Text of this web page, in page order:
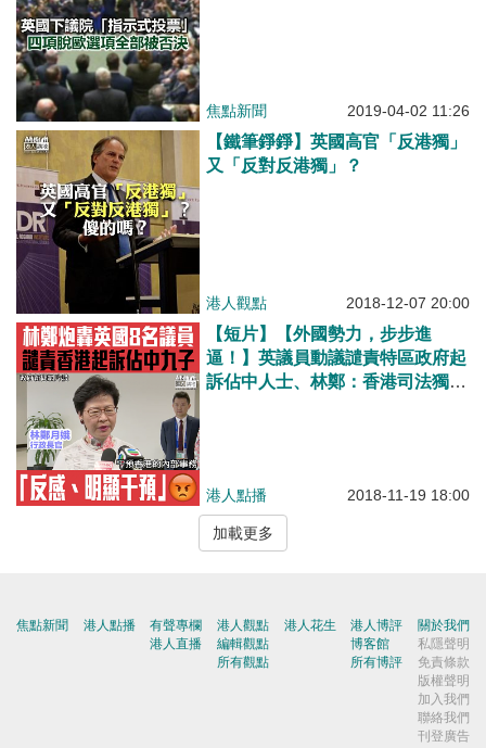
焦點新聞 2019-04-02 11:26
【鐵筆錚錚】英國高官「反港獨」
又「反對反港獨」？
港人觀點 2018-12-07 20:00
【短片】【外國勢力，步步進
逼！】英議員動議譴責特區政府起
訴佔中人士、林鄭：香港司法獨
港人點播 2018-11-19 18:00
加載更多
焦點新聞 港人點播
有聲專欄
港人直播
港人觀點
編輯觀點
所有觀點
港人花生
港人博評
博客館
所有博評
關於我們
私隱聲明
免責條款
版權聲明
加入我們
聯絡我們
刊登廣告